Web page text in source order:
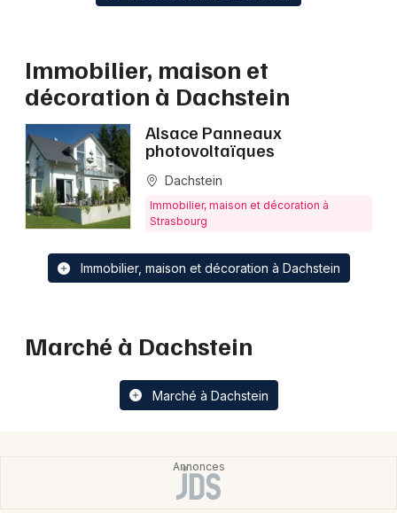
Immobilier, maison et
décoration à Dachstein
Alsace Panneaux
photovoltaïques
Dachstein
Immobilier, maison et décoration à
Strasbourg
Immobilier, maison et décoration à Dachstein
Marché à Dachstein
Marché à Dachstein